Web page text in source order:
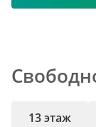
13 этаж